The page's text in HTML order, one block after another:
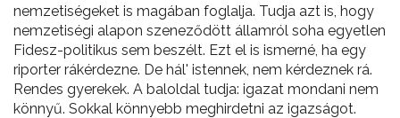
nemzetiségeket is magában foglalja. Tudja azt is, hogy
nemzetiségi alapon szeneződött államról soha egyetlen
Fidesz-politikus sem beszélt. Ezt el is ismerné, ha egy
riporter rákérdezne. De hál' istennek, nem kérdeznek rá.
Rendes gyerekek. A baloldal tudja: igazat mondani nem
könnyű. Sokkal könnyebb meghirdetni az igazságot.